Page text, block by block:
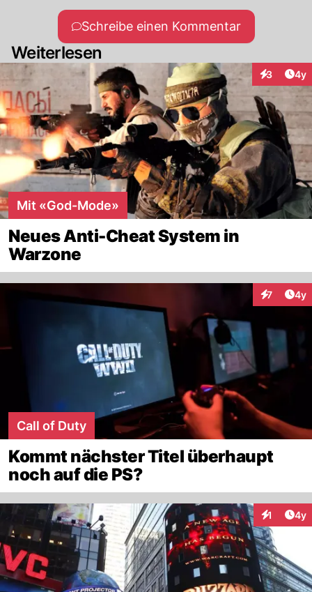
Schreibe einen Kommentar
Weiterlesen
3 4y
Mit «God-Mode»
Neues Anti-Cheat System in
Warzone
7 4y
Call of Duty
Kommt nächster Titel überhaupt
noch auf die PS?
1 4y